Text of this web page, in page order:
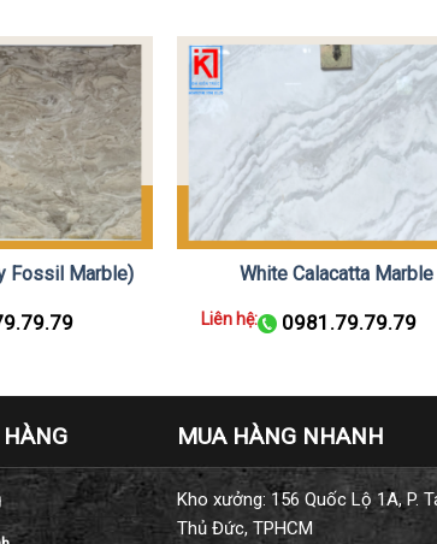
Fossil Marble) White Calacatta Marble
Liên hệ: 0981.79.79.79
MUA HÀNG NHANH
Kho xưởng: 156 Quốc Lộ 1A, P.
Thủ Đức, TPHCM